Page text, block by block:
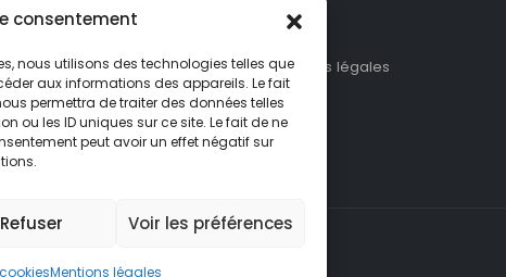
consentement
nous utilisons des technologies telles que
aux informations des appareils. Le fait
permettra de traiter des données telles
ou les ID uniques sur ce site. Le fait de ne
peut avoir un effet négatif sur
Refuser Voir les préférences
Mentions légales
SAV
Mentions légales